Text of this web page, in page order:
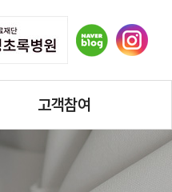
고객참여